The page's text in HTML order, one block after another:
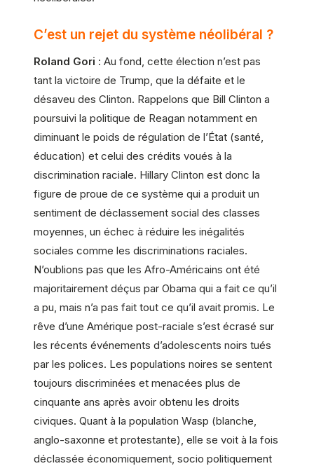
C’est un rejet du système néolibéral ?
Roland Gori : Au fond, cette élection n’est pas
tant la victoire de Trump, que la défaite et le
désaveu des Clinton. Rappelons que Bill Clinton a
poursuivi la politique de Reagan notamment en
diminuant le poids de régulation de l’État (santé,
éducation) et celui des crédits voués à la
discrimination raciale. Hillary Clinton est donc la
figure de proue de ce système qui a produit un
sentiment de déclassement social des classes
moyennes, un échec à réduire les inégalités
sociales comme les discriminations raciales.
N’oublions pas que les Afro-Américains ont été
majoritairement déçus par Obama qui a fait ce qu’il
a pu, mais n’a pas fait tout ce qu’il avait promis. Le
rêve d’une Amérique post-raciale s’est écrasé sur
les récents événements d’adolescents noirs tués
par les polices. Les populations noires se sentent
toujours discriminées et menacées plus de
cinquante ans après avoir obtenu les droits
civiques. Quant à la population Wasp (blanche,
anglo-saxonne et protestante), elle se voit à la fois
déclassée économiquement, socio politiquement